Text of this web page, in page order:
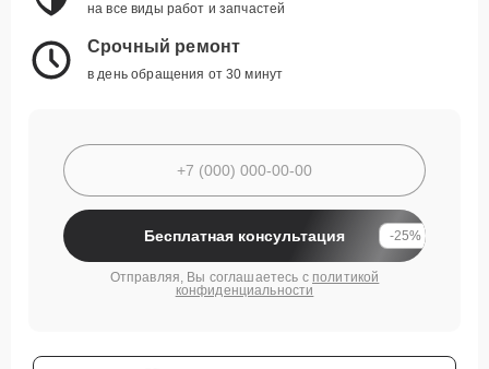
на все виды работ и запчастей
Срочный ремонт
в день обращения от 30 минут
Бесплатная консультация -25%
Отправляя, Вы соглашаетесь с политикой
конфиденциальности